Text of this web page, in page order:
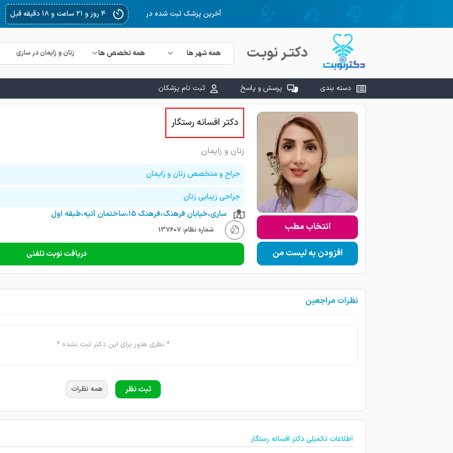
آخرین پزشک ثبت شده در
دکتـر نوبـت همه شهر ها همه تخصص ها
دسته بندی پرسش و پاسخ ثبت نام پزشکان
انتخاب مطب
افزودن به لیست من
دکتر افسانه رستگار
زنان و زایمان
جراح و متخصص زنان و زایمان
جراحی زیبایی زنان
ساری،خیابان فرهنگ،فرهنگ ۱۵،ساختمان آتیه،طبقه اول
شماره نظام: 137607
دریافت نوبت تلفنی
نظرات مراجعین
* نظری هنوز برای این دکتر ثبت نشده *
ثبت نظر همه نظرات
اطلاعات تکمیلی دکتر افسانه رستگار